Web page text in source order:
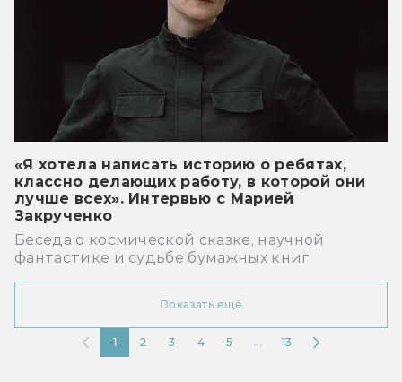
«Я хотела написать историю о ребятах,
классно делающих работу, в которой они
лучше всех». Интервью с Марией
Закрученко
Беседа о космической сказке, научной
фантастике и судьбе бумажных книг
Показать ещё
1 2 3 4 5 13
...